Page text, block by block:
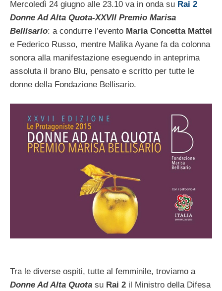
Mercoledì 24 giugno alle 23.10 va in onda su Rai 2
Donne Ad Alta Quota-XXVII Premio Marisa
Bellisario: a condurre l’evento Maria Concetta Mattei
e Federico Russo, mentre Malika Ayane fa da colonna
sonora alla manifestazione eseguendo in anteprima
assoluta il brano Blu, pensato e scritto per tutte le
donne della Fondazione Bellisario.
Tra le diverse ospiti, tutte al femminile, troviamo a
Donne Ad Alta Quota su Rai 2 il Ministro della Difesa